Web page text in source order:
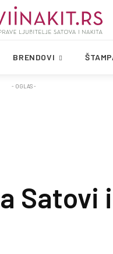
BRENDOVI
- OGLAS -
Satovi